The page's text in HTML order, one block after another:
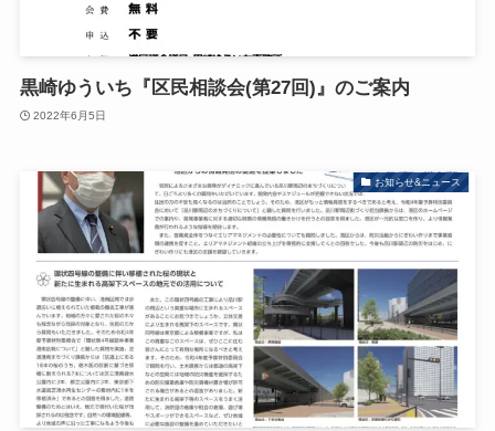
黒崎ゆういち『区民相談会(第27回)』のご案内
2022年6月5日
お知らせ&ニュース